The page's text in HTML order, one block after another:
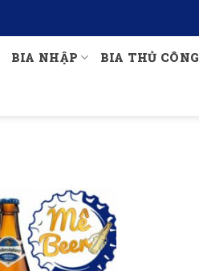
BIA NHẬP BIA THỦ CÔNG